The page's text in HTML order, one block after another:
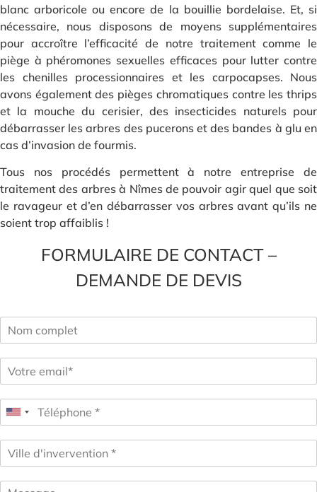
blanc arboricole ou encore de la bouillie bordelaise. Et, si
nécessaire, nous disposons de moyens supplémentaires
pour accroître l’efficacité de notre traitement comme le
piège à phéromones sexuelles efficaces pour lutter contre
les chenilles processionnaires et les carpocapses. Nous
avons également des pièges chromatiques contre les thrips
et la mouche du cerisier, des insecticides naturels pour
débarrasser les arbres des pucerons et des bandes à glu en
cas d’invasion de fourmis.
Tous nos procédés permettent à notre entreprise de
traitement des arbres à Nîmes de pouvoir agir quel que soit
le ravageur et d’en débarrasser vos arbres avant qu’ils ne
soient trop affaiblis !
FORMULAIRE DE CONTACT –
DEMANDE DE DEVIS